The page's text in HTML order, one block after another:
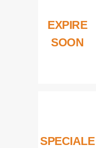
EXPIRE
SOON
SPECIALE